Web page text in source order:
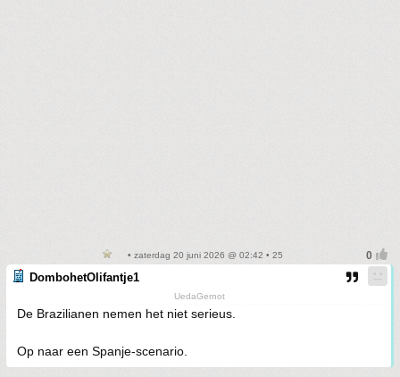
• zaterdag 20 juni 2026 @ 02:42 • 25
DombohetOlifantje1
UedaGernot
De Brazilianen nemen het niet serieus.
Op naar een Spanje-scenario.